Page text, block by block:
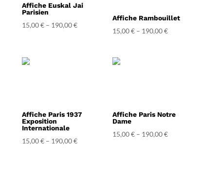
Affiche Euskal Jai
Parisien
15,00€– 190,00€
Affiche Rambouillet
15,00€ – 190,00€
Affiche Paris 1937
Exposition
Internationale
15,00€– 190,00€
Affiche Paris Notre
Dame
15,00€ – 190,00€